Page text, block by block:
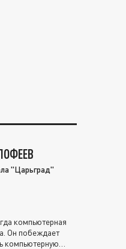
"Царьград"
компьютерная
Он побеждает
компьютерную